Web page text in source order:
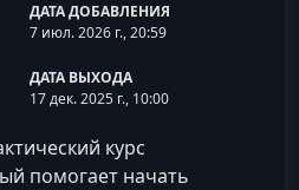
ДАТА ДОБАВЛЕНИЯ
7 июл. 2026 г., 20:59
ДАТА ВЫХОДА
17 дек. 2025 г., 10:00
курс
помогает начать